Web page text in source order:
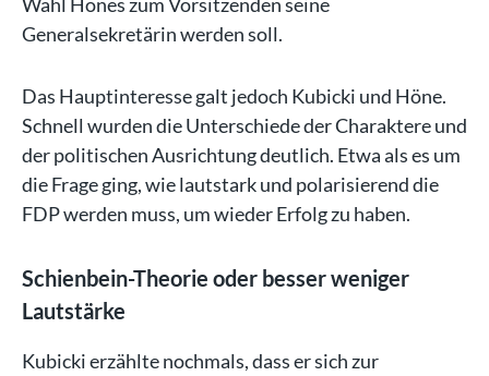
Generalsekretärin werden soll.
Das Hauptinteresse galt jedoch Kubicki und Höne.
Schnell wurden die Unterschiede der Charaktere und
der politischen Ausrichtung deutlich. Etwa als es um
die Frage ging, wie lautstark und polarisierend die
FDP werden muss, um wieder Erfolg zu haben.
Schienbein-Theorie oder besser weniger
Lautstärke
Kubicki erzählte nochmals, dass er sich zur